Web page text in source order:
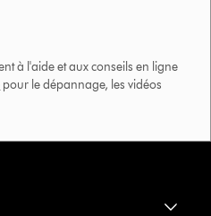
à l'aide et aux conseils en ligne
pour le dépannage, les vidéos